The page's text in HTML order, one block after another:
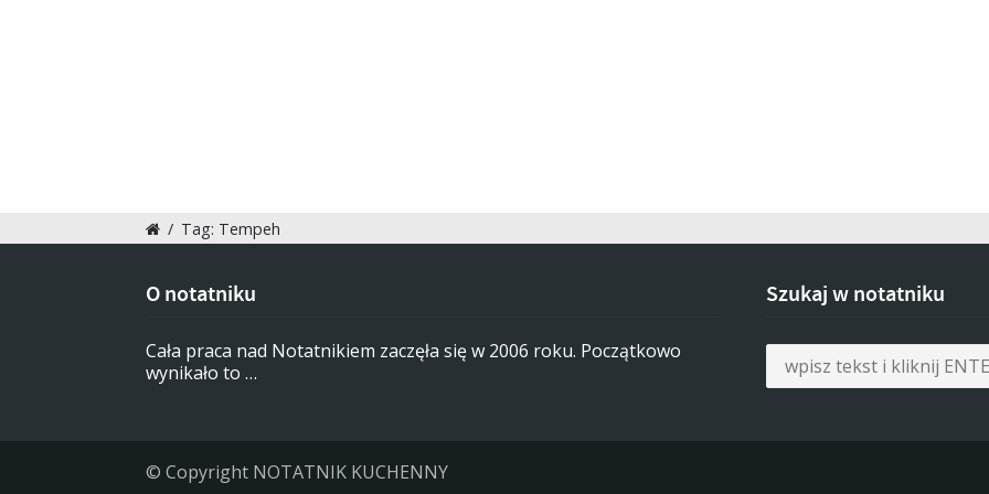
/ Tag: Tempeh
O notatniku
Cała praca nad Notatnikiem zaczęła się w 2006 roku. Początkowo
wynikało to …
Szukaj w notatniku
© Copyright NOTATNIK KUCHENNY